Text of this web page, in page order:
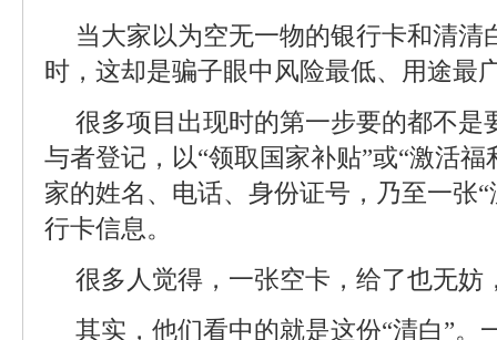
当大家以为空无一物的银行卡和清清
时，这却是骗子眼中风险最低、用途最
很多项目出现时的第一步要的都不是
与者登记，以“领取国家补贴”或“激活
家的姓名、电话、身份证号，乃至一张
行卡信息。
很多人觉得，一张空卡，给了也无妨
其实，他们看中的就是这份“清白”。